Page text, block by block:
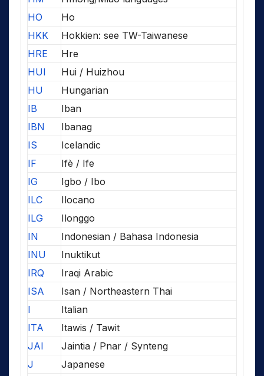
HO
Ho
HKK
Hokkien: see TW-Taiwanese
HRE
Hre
HUI
Hui / Huizhou
HU
Hungarian
IB
Iban
IBN
Ibanag
IS
Icelandic
IF
Ifè / Ife
IG
Igbo / Ibo
ILC
Ilocano
ILG
Ilonggo
IN
Indonesian / Bahasa Indonesia
INU
Inuktikut
IRQ
Iraqi Arabic
ISA
Isan / Northeastern Thai
I
Italian
ITA
Itawis / Tawit
JAI
Jaintia / Pnar / Synteng
J
Japanese